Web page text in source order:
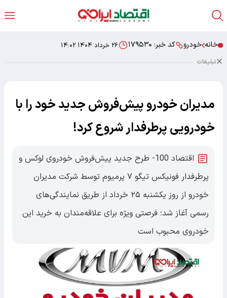
خانه خودرو کد خبر: ۱۷۹۵۳۰ ۲۶ خرداد ۱۴۰۴ ۱۴:۰۲
تبلیغات
مدیران خودرو پیش‌فروش جدید خود را با
خودرویی پرطرفدار شروع کرد!
اقتصاد 100- طرح جدید پیش‌فروش خودروی لوکس و
پرطرفدار فونیکس تیگو ۷ پرمیوم توسط شرکت مدیران
خودرو از روز یکشنبه ۲۵ خرداد از طریق نمایندگی‌های
رسمی آغاز شد؛ فرصتی ویژه برای علاقه‌مندان به خرید این
خودروی محبوب است